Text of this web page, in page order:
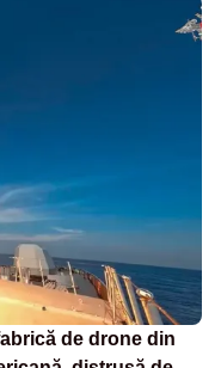
de drone din